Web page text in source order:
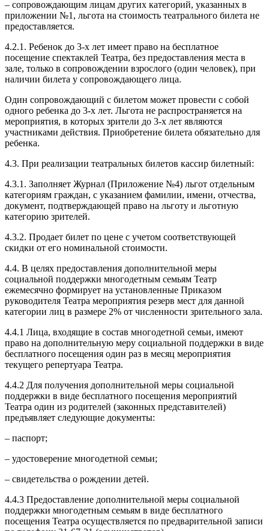
– сопровождающим лицам других категорий, указанных в
приложении №1, льгота на стоимость театрального билета не
предоставляется.
4.2.1. Ребенок до 3-х лет имеет право на бесплатное
посещение спектаклей Театра, без предоставления места в
зале, только в сопровождении взрослого (один человек), при
наличии билета у сопровождающего лица.
Один сопровождающий с билетом может провести с собой
одного ребенка до 3-х лет. Льгота не распространяется на
мероприятия, в которых зрители до 3-х лет являются
участниками действия. Приобретение билета обязательно для
ребенка.
4.3. При реализации театральных билетов кассир билетный:
4.3.1. Заполняет Журнал (Приложение №4) льгот отдельным
категориям граждан, с указанием фамилии, имени, отчества,
документ, подтверждающей право на льготу и льготную
категорию зрителей.
4.3.2. Продает билет по цене с учетом соответствующей
скидки от его номинальной стоимости.
4.4. В целях предоставления дополнительной меры
социальной поддержки многодетным семьям Театр
ежемесячно формирует на установленные Приказом
руководителя Театра мероприятия резерв мест для данной
категории лиц в размере 2% от численности зрительного зала.
4.4.1 Лица, входящие в состав многодетной семьи, имеют
право на дополнительную меру социальной поддержки в виде
бесплатного посещения один раз в месяц мероприятия
текущего репертуара Театра.
4.4.2 Для получения дополнительной меры социальной
поддержки в виде бесплатного посещения мероприятий
Театра один из родителей (законных представителей)
предъявляет следующие документы:
– паспорт;
– удостоверение многодетной семьи;
– свидетельства о рождении детей.
4.4.3 Предоставление дополнительной меры социальной
поддержки многодетным семьям в виде бесплатного
посещения Театра осуществляется по предварительной записи